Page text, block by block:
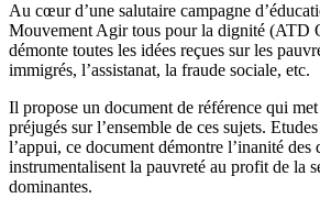
Au cœur d’une salutaire campagne
Mouvement Agir tous pour la dignité (ATD
démonte toutes les idées reçues sur les
immigrés, l’assistanat, la fraude sociale, etc.
Il propose un document de référence qui
préjugés sur l’ensemble de ces sujets.
l’appui, ce document démontre l’inanité des
instrumentalisent la pauvreté au profit de la
dominantes.